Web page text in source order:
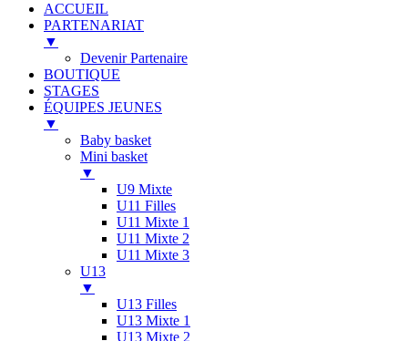
ACCUEIL
PARTENARIAT
▼
Devenir Partenaire
BOUTIQUE
STAGES
ÉQUIPES JEUNES
▼
Baby basket
Mini basket
▼
U9 Mixte
U11 Filles
U11 Mixte 1
U11 Mixte 2
U11 Mixte 3
U13
▼
U13 Filles
U13 Mixte 1
U13 Mixte 2